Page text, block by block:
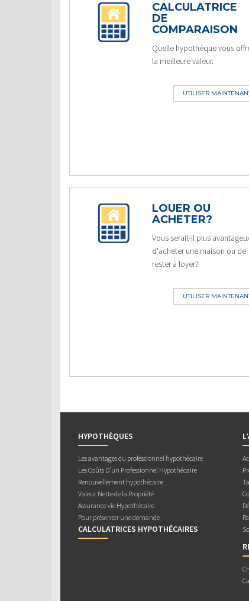
CALCULATRICE
DE
COMPARAISON
Quelle hypothèque vous
la meilleure valeur.
UTILISER
LOUER OU
ACHETER?
Vous serait-il plus
d'acheter une maison ou de
rester à loyer?
UTILISER
HYPOTHÈQUES
Les avantages du professionnel hypothécaire
Les Coûts D’un Professionnel Hypothécaire
Renouvellement hypothécaire
Valeur Nette de la Propriété
Assurance vie Hypothécaire
Pour présenter une demande
CALCULATRICES HYPOTHÉCAIRES